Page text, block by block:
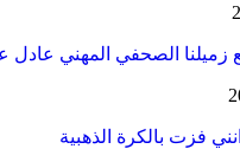
زميلنا الصحفي المهني عادل
فزت بالكرة الذهبية